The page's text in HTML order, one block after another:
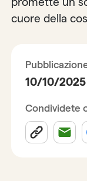
cuore della
10/10/2025
Condividete